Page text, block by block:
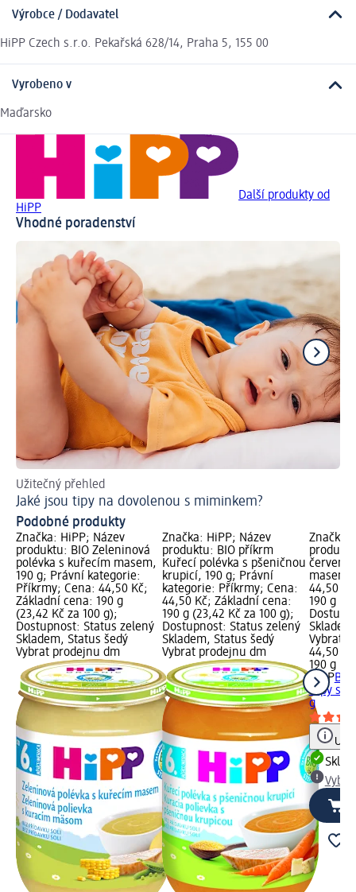
Výrobce / Dodavatel
HiPP Czech s.r.o. Pekařská 628/14, Praha 5, 155 00
Vyrobeno v
Maďarsko
Další produkty od
HiPP
Vhodné poradenství
Užitečný přehled
Jaké jsou tipy na dovolenou s miminkem?
Podobné produkty
Značka: HiPP; Název
produktu: BIO Zeleninová
polévka s kuřecím masem,
190 g; Právní kategorie:
Příkrmy; Cena: 44,50 Kč;
Základní cena: 190 g
(23,42 Kč za 100 g);
Dostupnost: Status zelený
Skladem, Status šedý
Vybrat prodejnu dm
Značka: HiPP; Název
produktu: BIO příkrm
Kuřecí polévka s pšeničnou
krupicí, 190 g; Právní
kategorie: Příkrmy; Cena:
44,50 Kč; Základní cena:
190 g (23,42 Kč za 100 g);
Dostupnost: Status zelený
Skladem, Status šedý
Vybrat prodejnu dm
Značka:
červené
masem,
44,50
190 g
Vybrat
44,50 Kč
190 g
HiPP
řepy s
g